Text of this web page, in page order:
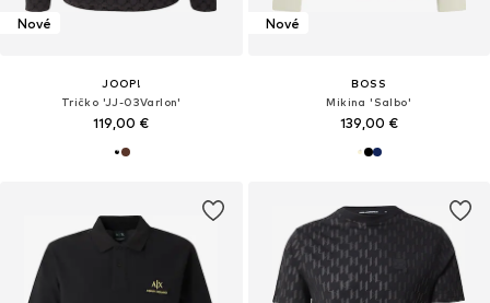
Nové
JOOP!
Tričko 'JJ-03Varlon'
119,00 €
Nové
BOSS
Mikina 'Salbo'
139,00 €